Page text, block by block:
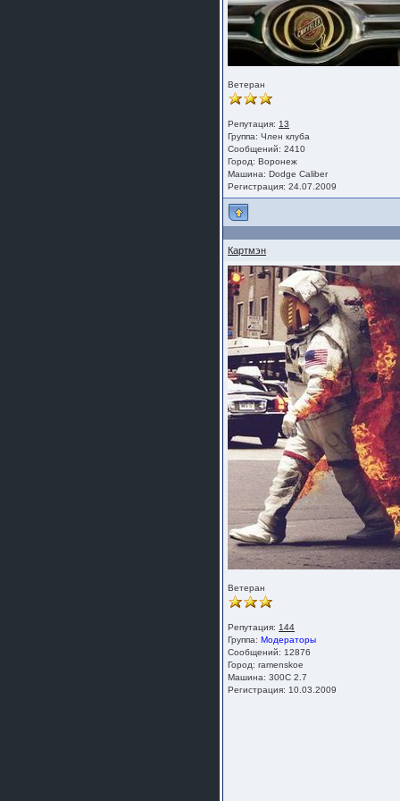
Ветеран
Репутация: 13
Группа:Член клуба
Сообщений: 2410
Город: Воронеж
Машина: Dodge Caliber
Регистрация: 24.07.2009
Картмэн
Ветеран
Репутация: 144
Группа:Модераторы
Сообщений: 12876
Город: ramenskoe
Машина: 300C 2.7
Регистрация: 10.03.2009